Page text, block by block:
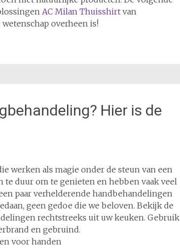
AC Milan Thuisshirt van
overheen is!
Hier is de
werken als magie onder de steun van een
te duur om te genieten en hebben vaak veel
paar verhelderende handbehandelingen
geen gedoe die we beloven. Bekijk de
rechtstreeks uit uw keuken. Gebruik
en gebruind.
voor handen